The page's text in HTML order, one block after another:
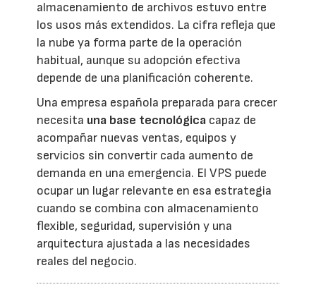
almacenamiento de archivos estuvo entre
los usos más extendidos. La cifra refleja que
la nube ya forma parte de la operación
habitual, aunque su adopción efectiva
depende de una planificación coherente.
Una empresa española preparada para crecer
necesita una base tecnológica capaz de
acompañar nuevas ventas, equipos y
servicios sin convertir cada aumento de
demanda en una emergencia. El VPS puede
ocupar un lugar relevante en esa estrategia
cuando se combina con almacenamiento
flexible, seguridad, supervisión y una
arquitectura ajustada a las necesidades
reales del negocio.